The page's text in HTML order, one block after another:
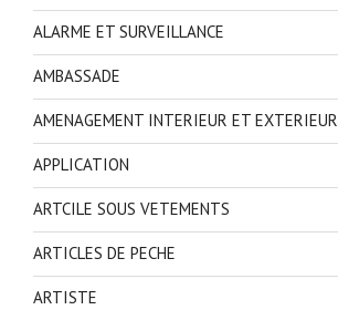
ALARME ET SURVEILLANCE
AMBASSADE
AMENAGEMENT INTERIEUR ET EXTERIEUR
APPLICATION
ARTCILE SOUS VETEMENTS
ARTICLES DE PECHE
ARTISTE